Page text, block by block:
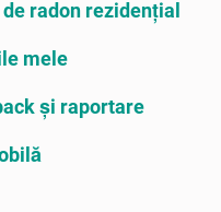
radon rezidențial
mele
și raportare